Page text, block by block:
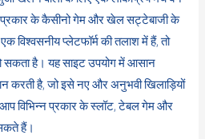
प्रकार के कैसीनो गेम और खेल सट्टेबाजी के
विश्वसनीय प्लेटफॉर्म की तलाश में हैं, तो
सकता है। यह साइट उपयोग में आसान
है, जो इसे नए और अनुभवी खिलाड़ियों
विभिन्न प्रकार के स्लॉट, टेबल गेम और
हैं।